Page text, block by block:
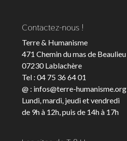
Contactez-nous !
Terre & Humanisme
471 Chemin du mas de Beaulieu
07230 Lablachère
Tel : 04 75 36 64 01
@ : infos@terre-humanisme.org
Lundi, mardi, jeudi et vendredi
de 9h à 12h, puis de 14h à 17h